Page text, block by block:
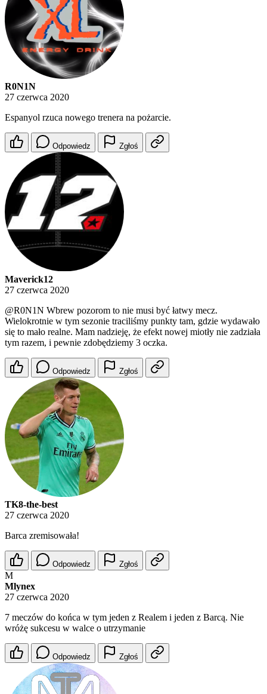
R0N1N
27 czerwca 2020
Espanyol rzuca nowego trenera na pożarcie.
Odpowiedz Zgłoś
Maverick12
27 czerwca 2020
@R0N1N Wbrew pozorom to nie musi być łatwy mecz.
Wielokrotnie w tym sezonie traciliśmy punkty tam, gdzie wydawało
się to mało realne. Mam nadzieję, że efekt nowej miotły nie zadziała
tym razem, i pewnie zdobędziemy 3 oczka.
Odpowiedz Zgłoś
TK8-the-best
27 czerwca 2020
Barca zremisowała!
Odpowiedz Zgłoś
M
Mlynex
27 czerwca 2020
7 meczów do końca w tym jeden z Realem i jeden z Barcą. Nie
wróżę sukcesu w walce o utrzymanie
Odpowiedz Zgłoś